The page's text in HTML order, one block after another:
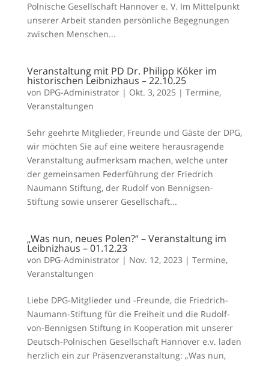
Polnische Gesellschaft Hannover e. V. Im Mittelpunkt
unserer Arbeit standen persönliche Begegnungen
zwischen Menschen...
Veranstaltung mit PD Dr. Philipp Köker im
historischen Leibnizhaus – 22.10.25
von DPG-Administrator| Okt. 3, 2025 | Termine,
Veranstaltungen
Sehr geehrte Mitglieder, Freunde und Gäste der DPG,
wir möchten Sie auf eine weitere herausragende
Veranstaltung aufmerksam machen, welche unter
der gemeinsamen Federführung der Friedrich
Naumann Stiftung, der Rudolf von Bennigsen-
Stiftung sowie unserer Gesellschaft...
„Was nun, neues Polen?“ – Veranstaltung im
Leibnizhaus – 01.12.23
von DPG-Administrator| Nov. 12, 2023 | Termine,
Veranstaltungen
Liebe DPG-Mitglieder und -Freunde, die Friedrich-
Naumann-Stiftung für die Freiheit und die Rudolf-
von-Bennigsen Stiftung in Kooperation mit unserer
Deutsch-Polnischen Gesellschaft Hannover e.v. laden
herzlich ein zur Präsenzveranstaltung: „Was nun,